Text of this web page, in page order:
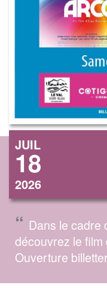
JUIL
18
2026
“ Dans le cadre
découvrez le
Ouverture